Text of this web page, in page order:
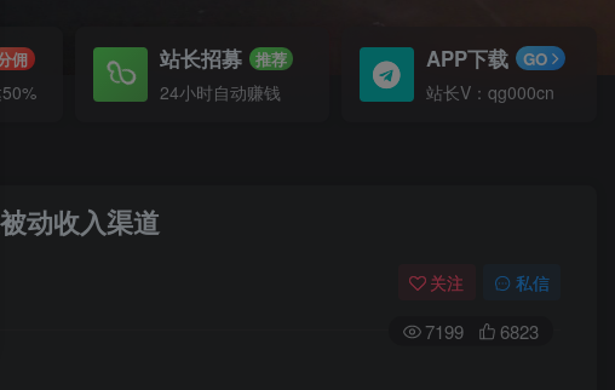
佣 站长招募 推荐
24小时自动赚钱
APP下载 GO
站长V：qg000cn
动收入渠道
关注 私信
7199 6823